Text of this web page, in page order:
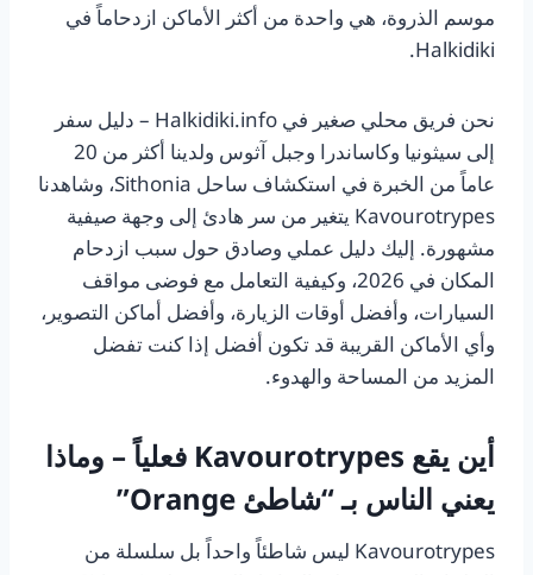
موسم الذروة، هي واحدة من أكثر الأماكن ازدحاماً في
Halkidiki.
نحن فريق محلي صغير في
Halkidiki.info – دليل سفر
إلى سيثونيا وكاساندرا وجبل آثوس
ولدينا أكثر من 20
عاماً من الخبرة في استكشاف ساحل Sithonia، وشاهدنا
Kavourotrypes يتغير من سر هادئ إلى وجهة صيفية
مشهورة. إليك دليل عملي وصادق حول سبب ازدحام
المكان في 2026، وكيفية التعامل مع فوضى مواقف
السيارات، وأفضل أوقات الزيارة، وأفضل أماكن التصوير،
وأي الأماكن القريبة قد تكون أفضل إذا كنت تفضل
المزيد من المساحة والهدوء.
أين يقع Kavourotrypes فعلياً – وماذا
يعني الناس بـ “شاطئ Orange”
Kavourotrypes ليس شاطئاً واحداً بل سلسلة من